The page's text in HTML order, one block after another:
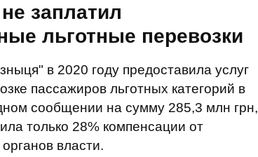
заплатил
льготные перевозки
в 2020 году предоставила услуг
пассажиров льготных категорий в
сообщении на сумму 285,3 млн грн,
только 28% компенсации от
власти.